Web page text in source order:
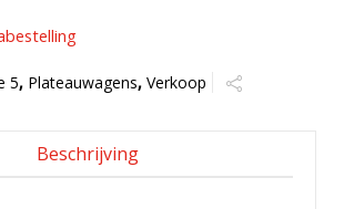
5, Plateauwagens, Verkoop
Beschrijving